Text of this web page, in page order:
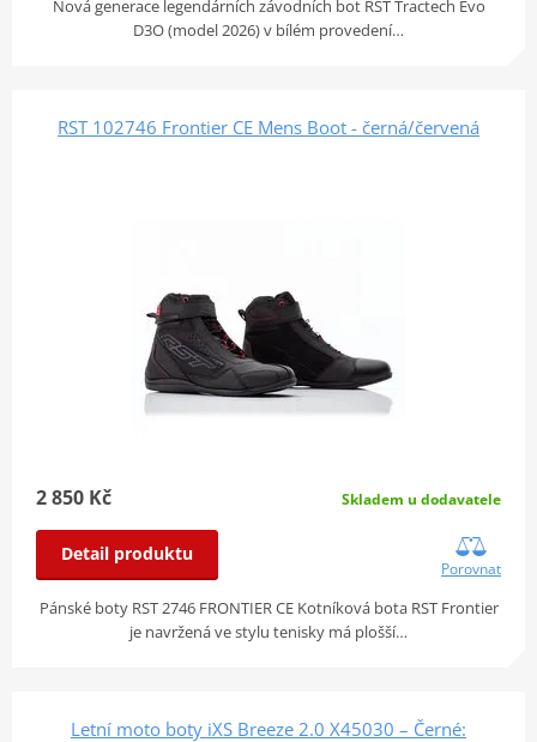
Nová generace legendárních závodních bot RST Tractech Evo
D3O (model 2026) v bílém provedení…
RST 102746 Frontier CE Mens Boot - černá/červená
2 850 Kč Skladem u dodavatele
Detail produktu
Porovnat
Pánské boty RST 2746 FRONTIER CE Kotníková bota RST Frontier
je navržená ve stylu tenisky má plošší…
Letní moto boty iXS Breeze 2.0 X45030 – Černé: